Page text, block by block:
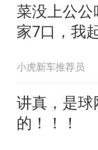
菜没上公
家7口，我
小虎新车推荐员
讲真，是球
的！！！